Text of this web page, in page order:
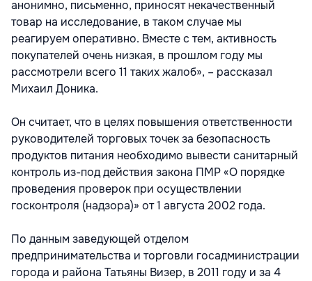
анонимно, письменно, приносят некачественный
товар на исследование, в таком случае мы
реагируем оперативно. Вместе с тем, активность
покупателей очень низкая, в прошлом году мы
рассмотрели всего 11 таких жалоб», – рассказал
Михаил Доника.
Он считает, что в целях повышения ответственности
руководителей торговых точек за безопасность
продуктов питания необходимо вывести санитарный
контроль из-под действия закона ПМР «О порядке
проведения проверок при осуществлении
госконтроля (надзора)» от 1 августа 2002 года.
По данным заведующей отделом
предпринимательства и торговли госадминистрации
города и района Татьяны Визер, в 2011 году и за 4